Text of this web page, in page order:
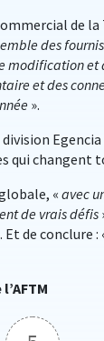
de la
des
modification
et des
».
qui changent
« avec
de vrais défis
Et de conclure :